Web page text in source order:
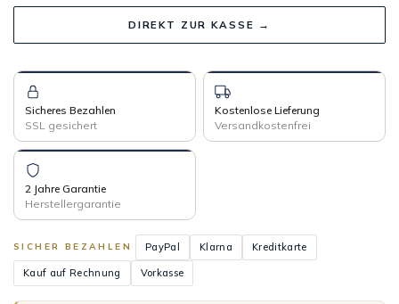
DIREKT ZUR KASSE →
Sicheres Bezahlen
SSL gesichert
Kostenlose Lieferung
Versandkostenfrei
2 Jahre Garantie
Herstellergarantie
SICHER BEZAHLEN PayPal Klarna Kreditkarte
Kauf auf Rechnung Vorkasse